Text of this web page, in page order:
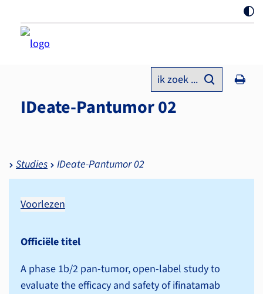
ik zoek ...
IDeate-Pantumor 02
Studies IDeate-Pantumor 02
Voorlezen
Officiële titel
A phase 1b/2 pan-tumor, open-label study to
evaluate the efficacy and safety of ifinatamab